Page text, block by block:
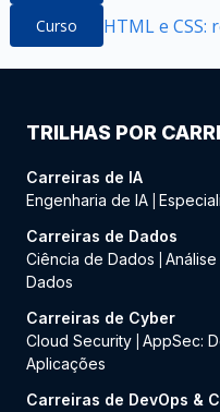
Curso HTML e
TRILHAS POR
Carreiras de IA
Engenharia de IA
Carreiras de Dados
Ciência de Dados
Dados
Carreiras de Cyber
Cloud Security AppSec:
Aplicações
Carreiras de DevOps &